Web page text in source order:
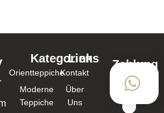
Kategorien
Orientteppiche
Moderne
Teppiche
Links
Kontakt
Über
Uns
Zahlung
mit